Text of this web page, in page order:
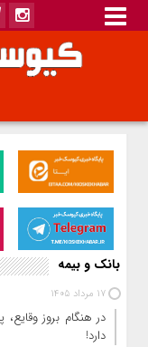
بانک و بیمه
17 مرداد 1405
در هنگام بروز
دارد!